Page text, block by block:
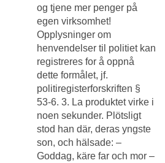
og tjene mer penger på
egen virksomhet!
Opplysninger om
henvendelser til politiet kan
registreres for å oppnå
dette formålet, jf.
politiregisterforskriften §
53-6. 3. La produktet virke i
noen sekunder. Plötsligt
stod han där, deras yngste
son, och hälsade: –
Goddag, käre far och mor –